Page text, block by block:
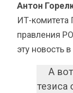
Антон
ИТ-комитета
правления
эту новость
А
тезиса